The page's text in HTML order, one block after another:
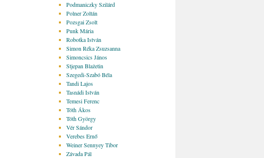
Podmaniczky Szilárd
Polner Zoltán
Pozsgai Zsolt
Punk Mária
Robotka István
Simon Réka Zsuzsanna
Simoncsics János
Stjepan Blažetin
Szegedi-Szabó Béla
Tandi Lajos
Tasnádi István
Temesi Ferenc
Tóth Ákos
Tóth György
Vér Sándor
Verebes Ernő
Weiner Sennyey Tibor
Závada Pál